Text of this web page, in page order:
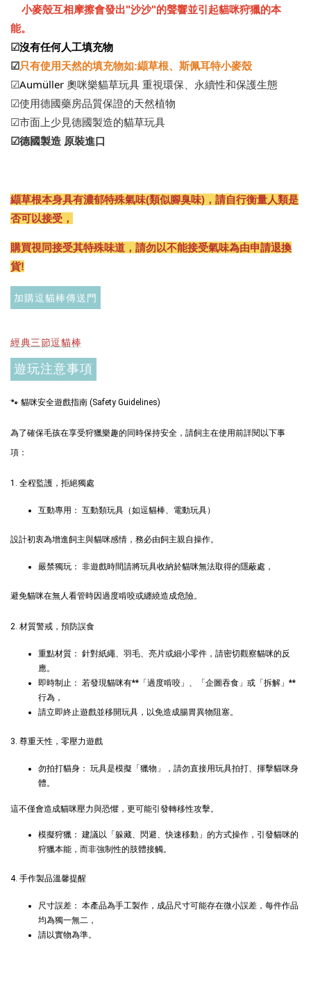
｜貓草纈草根玩具
｜毛毛雪貂
NT$ 289 TWD- +
毛毛浣熊｜貓薄荷+木
NT$ 289 TWD
- +
Greenies 健綠｜潔牙餅
NT$ 119 TWD
加入購物車
小麥殼互相摩擦會發出"沙沙"的聲響並引起貓咪狩獵的本
能。
☑沒有任何人工填充物
☑只有使用天然的填充物如:纈草根、 斯佩耳特小麥殼
☑Aumüller 奧咪樂貓草玩具 重視環保、永續性和保護生態
☑使用德國藥房品質保證的天然植物
☑市面上少見德國製造的貓草玩具
☑德國製造 原裝進口
纈草根本身具有濃郁特殊氣味(類似腳臭味)，請自行衡量人類是
否可以接受，
購買視同接受其特殊味道，請勿以不能接受氣味為由申請退換
貨!
加購逗貓棒傳送門
經典三節逗貓棒
遊玩注意事項
🐾 貓咪安全遊戲指南 (Safety Guidelines)
為了確保毛孩在享受狩獵樂趣的同時保持安全，請飼主在使用前詳閱以下事
項：
1. 全程監護，拒絕獨處
互動專用： 互動類玩具（如逗貓棒、電動玩具）
設計初衷為增進飼主與貓咪感情，務必由飼主親自操作。
嚴禁獨玩： 非遊戲時間請將玩具收納於貓咪無法取得的隱蔽處，
避免貓咪在無人看管時因過度啃咬或纏繞造成危險。
2. 材質警戒，預防誤食
重點材質： 針對紙繩、羽毛、亮片或細小零件，請密切觀察貓咪的反
應。
即時制止： 若發現貓咪有**「過度啃咬」、「企圖吞食」或「拆解」**
行為，
請立即終止遊戲並移開玩具，以免造成腸胃異物阻塞。
3. 尊重天性，零壓力遊戲
勿拍打貓身： 玩具是模擬「獵物」，請勿直接用玩具拍打、揮擊貓咪身
體。
這不僅會造成貓咪壓力與恐懼，更可能引發轉移性攻擊。
模擬狩獵： 建議以「躲藏、閃避、快速移動」的方式操作，引發貓咪的
狩獵本能，而非強制性的肢體接觸。
4. 手作製品溫馨提醒
尺寸誤差： 本產品為手工製作，成品尺寸可能存在微小誤差，每件作品
均為獨一無二，
請以實物為準。